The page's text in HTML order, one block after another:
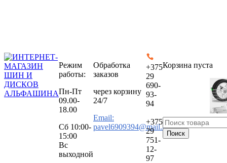
Режим
работы:
Пн-Пт
09.00-
18.00
Сб 10:00-
15:00
Вс
выходной
Обработка
заказов
через корзину
24/7
Email:
pavel6909394@mail.ru
+375
29
690-
93-
94
+375
29
751-
12-
97
Корзина пуста
Поиск